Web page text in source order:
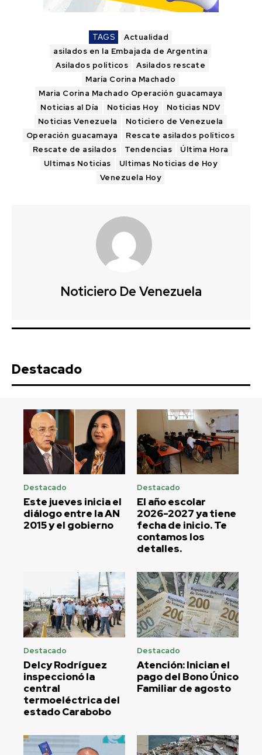
TAGS
Actualidad
asilados en la Embajada de Argentina
Asilados políticos
Asilados rescate
María Corina Machado
Maria Corina Machado Operación guacamaya
Noticias al Día
Noticias Hoy
Noticias NDV
Noticias Venezuela
Noticiero de Venezuela
Operación guacamaya
Rescate asilados políticos
Rescate de asilados
Tendencias
Última Hora
Ultimas Noticias
Ultimas Noticias de Hoy
Venezuela Hoy
Noticiero De Venezuela
Destacado
Destacado
Este jueves inicia el
diálogo entre la AN
2015 y el gobierno
Destacado
El año escolar
2026-2027 ya tiene
fecha de inicio. Te
contamos los
detalles.
Destacado
Delcy Rodríguez
inspeccionó la
central
termoeléctrica del
estado Carabobo
Destacado
Atención: Inician el
pago del Bono Único
Familiar de agosto